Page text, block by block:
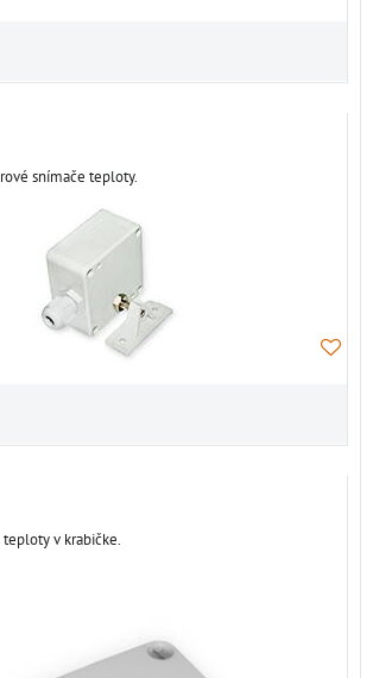
snímače teploty.
v krabičke.